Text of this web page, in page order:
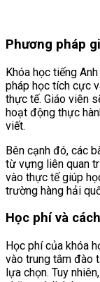
Phương pháp
Khóa học tiếng
pháp học tích cực
thực tế. Giáo viên
hoạt động thực
viết.
Bên cạnh đó, các
từ vựng liên quan
vào thực tế giúp
trường hàng hải
Học phí và
Học phí của khóa
vào trung tâm đào
lựa chọn. Tuy